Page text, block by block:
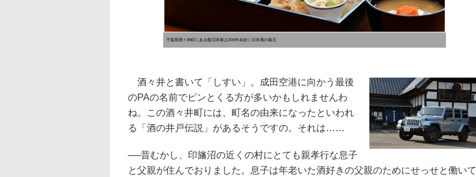
千葉県酒々井町にある飯沼本家は300年余続く日本酒の蔵元
酒々井と書いて「しすい」。成田空港に向かう最後
のPAの名前でピンとくる方が多いかもしれませんわ
ね。この酒々井町には、町名の由来になったといわれ
る「酒の井戸伝説」があるそうですの。それは……
──昔むかし、印旛沼の近くの村にとても親孝行な息子
と父親が住んでおりました。息子は年老いた酒好きの父親のためにせっせと働いて